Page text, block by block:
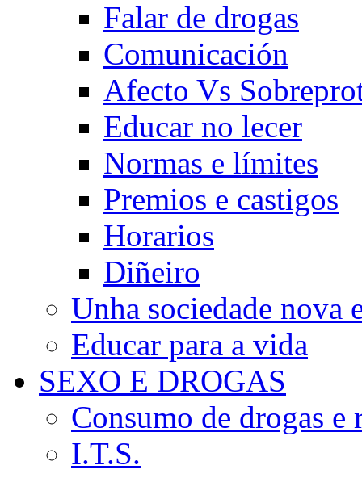
Falar de drogas
Comunicación
Afecto Vs
Educar no lecer
Normas e límites
Premios e castigos
Horarios
Diñeiro
Unha sociedade nova
Educar para a vida
SEXO E DROGAS
Consumo de drogas e
I.T.S.